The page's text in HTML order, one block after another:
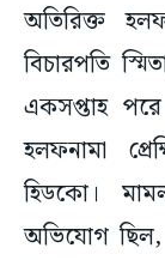
অতিরিক্ত
বিচারপতি
একসপ্তাহ
হলফনামা
হিডকো।
অভিযোগ ছিল,